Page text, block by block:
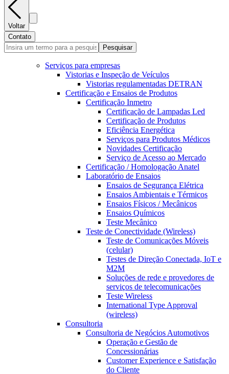
Voltar
Contato
Pesquisar
Serviços para empresas
Vistorias e Inspeção de Veículos
Vistorias regulamentadas DETRAN
Certificação e Ensaios de Produtos
Certificação Inmetro
Certificação de Lampadas Led
Certificação de Produtos
Eficiência Energética
Serviços para Produtos Médicos
Novidades Certificação
Serviço de Acesso ao Mercado
Certificação / Homologação Anatel
Laboratório de Ensaios
Ensaios de Segurança Elétrica
Ensaios Ambientais e Térmicos
Ensaios Físicos / Mecânicos
Ensaios Químicos
Teste Mecânico
Teste de Conectividade (Wireless)
Teste de Comunicações Móveis
(celular)
Testes de Direção Conectada, IoT e
M2M
Soluções de rede e provedores de
serviços de telecomunicações
Teste Wireless
International Type Approval
(wireless)
Consultoria
Consultoria de Negócios Automotivos
Operação e Gestão de
Concessionárias
Customer Experience e Satisfação
do Cliente